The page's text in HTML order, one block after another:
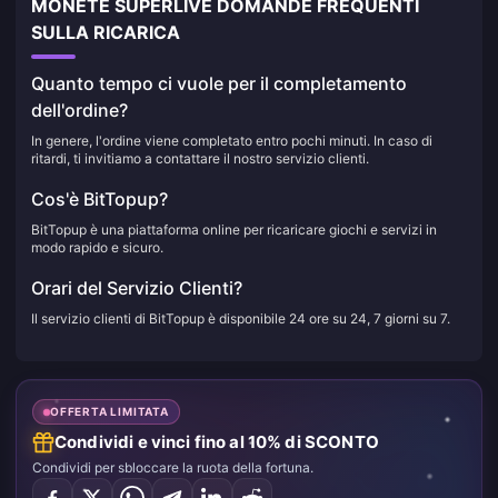
MONETE SUPERLIVE DOMANDE FREQUENTI
SULLA RICARICA
Quanto tempo ci vuole per il completamento
dell'ordine?
In genere, l'ordine viene completato entro pochi minuti. In caso di
ritardi, ti invitiamo a contattare il nostro servizio clienti.
Cos'è BitTopup?
BitTopup è una piattaforma online per ricaricare giochi e servizi in
modo rapido e sicuro.
Orari del Servizio Clienti?
Il servizio clienti di BitTopup è disponibile 24 ore su 24, 7 giorni su 7.
OFFERTA LIMITATA
Condividi e vinci fino al 10% di SCONTO
Condividi per sbloccare la ruota della fortuna.